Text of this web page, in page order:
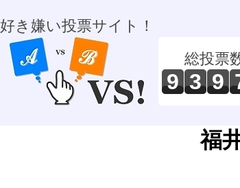
好き嫌い投票サイト！
総投票
9 3 9
福